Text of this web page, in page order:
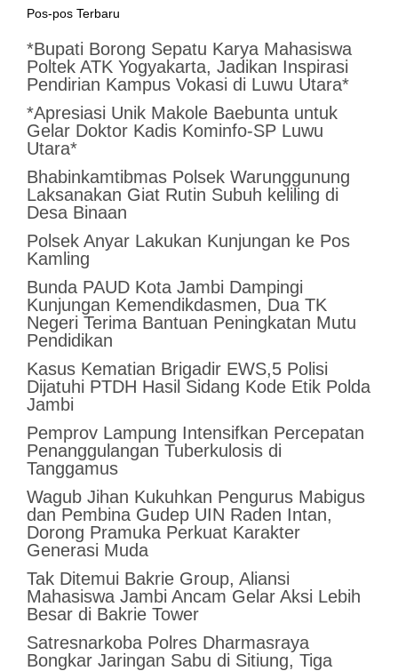
Pos-pos Terbaru
*Bupati Borong Sepatu Karya Mahasiswa
Poltek ATK Yogyakarta, Jadikan Inspirasi
Pendirian Kampus Vokasi di Luwu Utara*
*Apresiasi Unik Makole Baebunta untuk
Gelar Doktor Kadis Kominfo-SP Luwu
Utara*
Bhabinkamtibmas Polsek Warunggunung
Laksanakan Giat Rutin Subuh keliling di
Desa Binaan
Polsek Anyar Lakukan Kunjungan ke Pos
Kamling
Bunda PAUD Kota Jambi Dampingi
Kunjungan Kemendikdasmen, Dua TK
Negeri Terima Bantuan Peningkatan Mutu
Pendidikan
Kasus Kematian Brigadir EWS,5 Polisi
Dijatuhi PTDH Hasil Sidang Kode Etik Polda
Jambi
Pemprov Lampung Intensifkan Percepatan
Penanggulangan Tuberkulosis di
Tanggamus
Wagub Jihan Kukuhkan Pengurus Mabigus
dan Pembina Gudep UIN Raden Intan,
Dorong Pramuka Perkuat Karakter
Generasi Muda
Tak Ditemui Bakrie Group, Aliansi
Mahasiswa Jambi Ancam Gelar Aksi Lebih
Besar di Bakrie Tower
Satresnarkoba Polres Dharmasraya
Bongkar Jaringan Sabu di Sitiung, Tiga